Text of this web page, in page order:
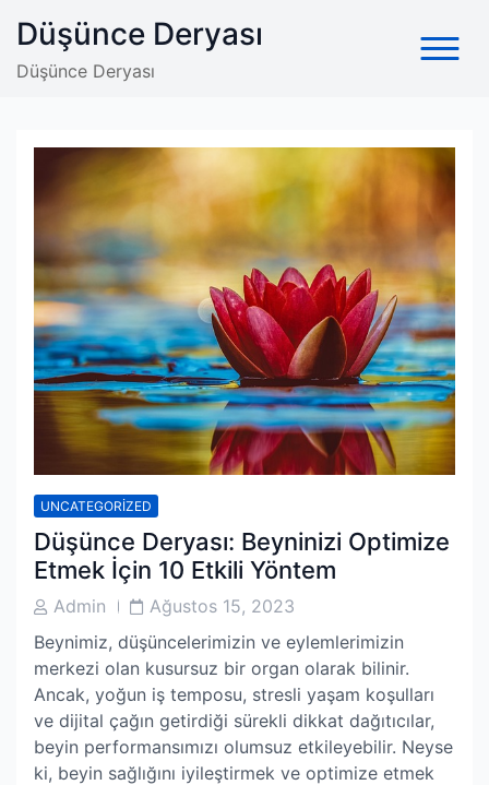
content
Düşünce Deryası
Düşünce Deryası
UNCATEGORIZED
Düşünce Deryası: Beyninizi Optimize
Etmek İçin 10 Etkili Yöntem
PostAdmin
PostAğustos 15, 2023
Beynimiz, düşüncelerimizin ve eylemlerimizin
merkezi olan kusursuz bir organ olarak bilinir.
Ancak, yoğun iş temposu, stresli yaşam koşulları
ve dijital çağın getirdiği sürekli dikkat dağıtıcılar,
beyin performansımızı olumsuz etkileyebilir. Neyse
ki, beyin sağlığını iyileştirmek ve optimize etmek